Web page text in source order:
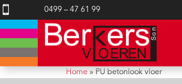
 0499 – 47 61 99
Home » PU betonlook vloer